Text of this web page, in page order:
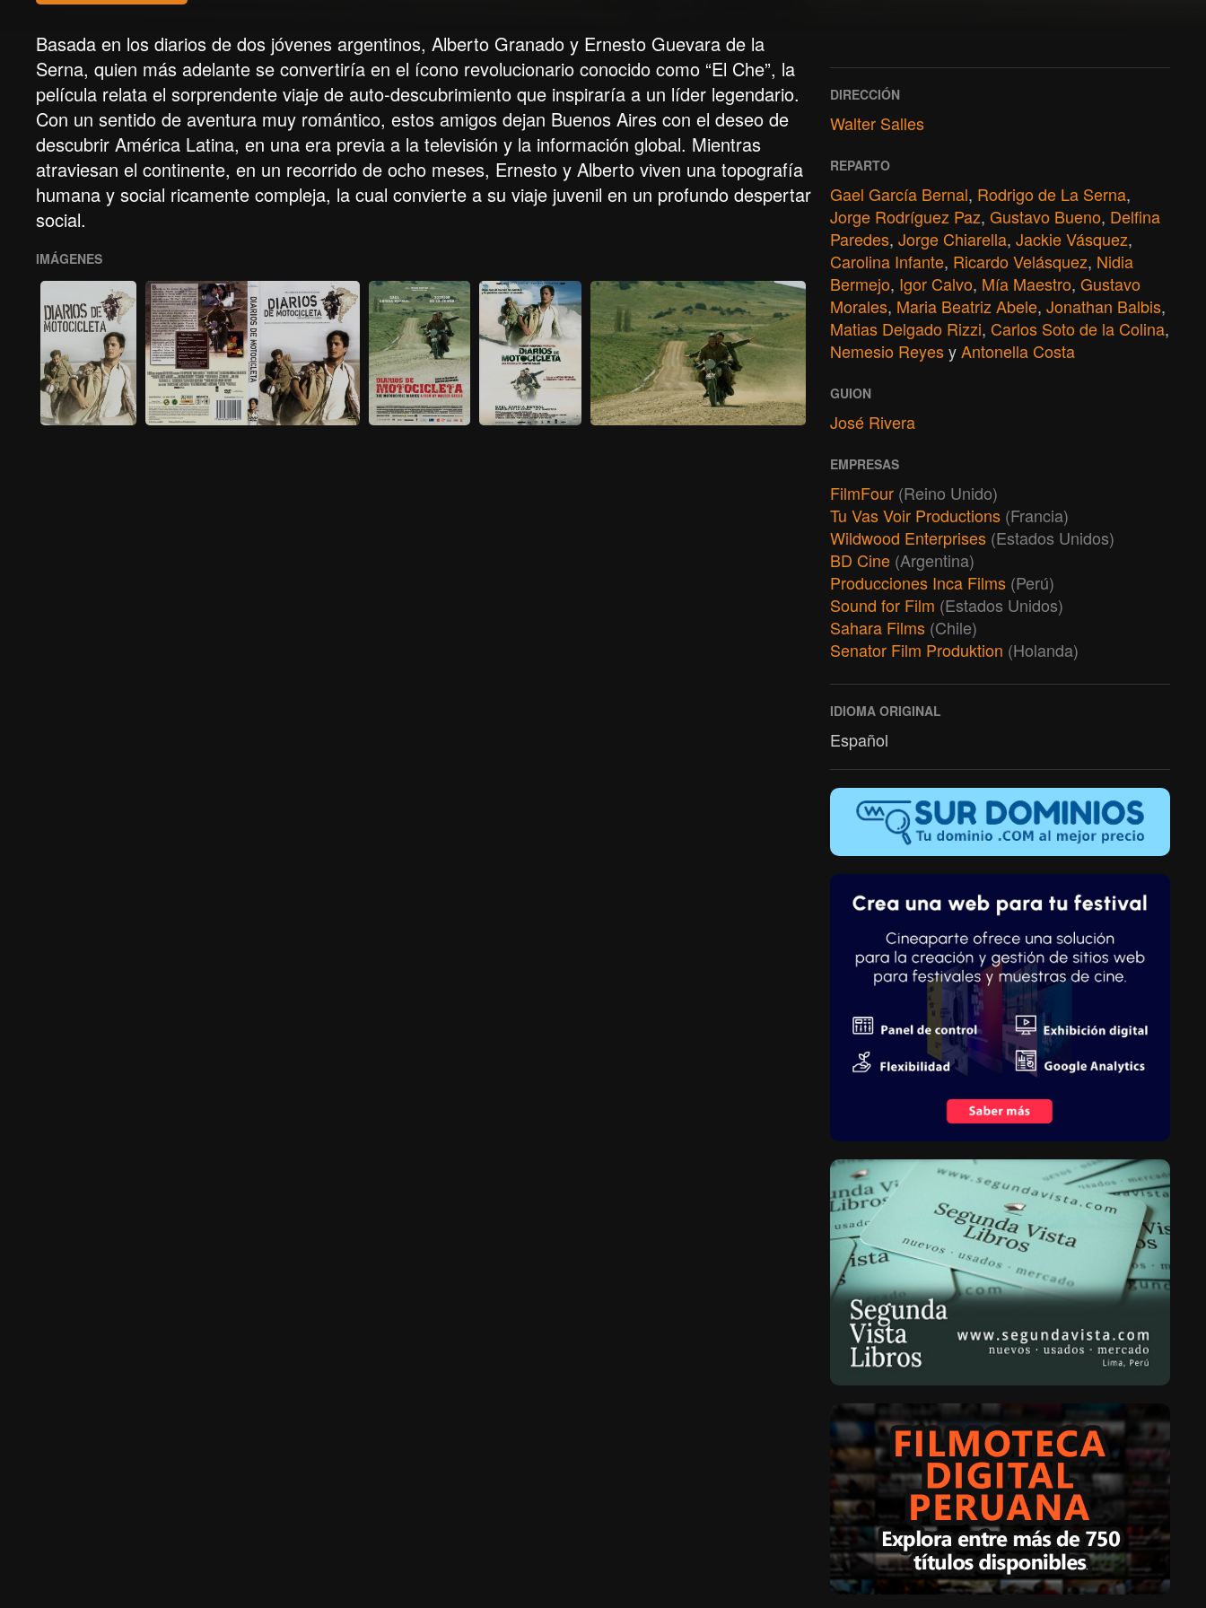
Basada en los diarios de dos jóvenes argentinos, Alberto Granado y Ernesto Guevara de la
Serna, quien más adelante se convertiría en el ícono revolucionario conocido como “El Che”, la
película relata el sorprendente viaje de auto-descubrimiento que inspiraría a un líder legendario.
Con un sentido de aventura muy romántico, estos amigos dejan Buenos Aires con el deseo de
descubrir América Latina, en una era previa a la televisión y la información global. Mientras
atraviesan el continente, en un recorrido de ocho meses, Ernesto y Alberto viven una topografía
humana y social ricamente compleja, la cual convierte a su viaje juvenil en un profundo despertar
social.
IMÁGENES
DIRECCIÓN
Walter Salles
REPARTO
Gael García Bernal, Rodrigo de La Serna,
Jorge Rodríguez Paz, Gustavo Bueno, Delfina
Paredes, Jorge Chiarella, Jackie Vásquez,
Carolina Infante, Ricardo Velásquez, Nidia
Bermejo, Igor Calvo, Mía Maestro, Gustavo
Morales, Maria Beatriz Abele, Jonathan Balbis,
Matias Delgado Rizzi, Carlos Soto de la Colina,
Nemesio ReyesyAntonella Costa
GUION
José Rivera
EMPRESAS
FilmFour (Reino Unido)
Tu Vas Voir Productions (Francia)
Wildwood Enterprises (Estados Unidos)
BD Cine (Argentina)
Producciones Inca Films (Perú)
Sound for Film (Estados Unidos)
Sahara Films (Chile)
Senator Film Produktion (Holanda)
IDIOMA ORIGINAL
Español